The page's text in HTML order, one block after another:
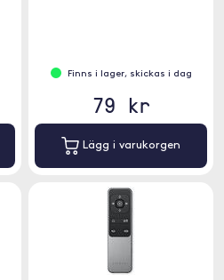
Finns i lager, skickas i dag
79 kr
Lägg i varukorgen